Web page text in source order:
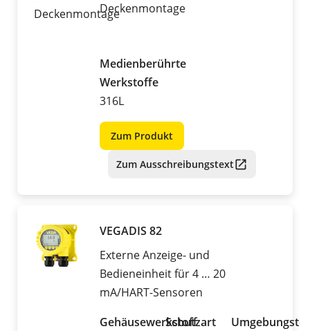
Deckenmontage
Medienberührte
Werkstoffe
316L
Zum Produkt
Zum Ausschreibungstext
VEGADIS 82
Externe Anzeige- und
Bedieneinheit für 4 … 20
mA/HART-Sensoren
Gehäusewerkstoff
Schutzart